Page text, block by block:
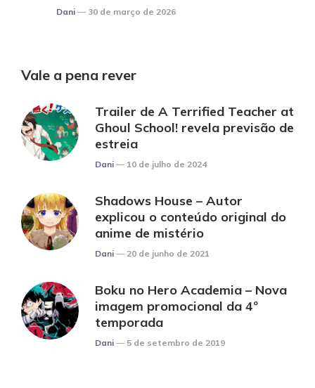
Posted
Dani 30 de março de 2026
Vale a pena rever
Trailer de A Terrified Teacher at
Ghoul School! revela previsão de
estreia
Posted
Dani 10 de julho de 2024
Shadows House – Autor
explicou o conteúdo original do
anime de mistério
Posted
Dani 20 de junho de 2021
Boku no Hero Academia – Nova
imagem promocional da 4º
temporada
Posted
Dani 5 de setembro de 2019